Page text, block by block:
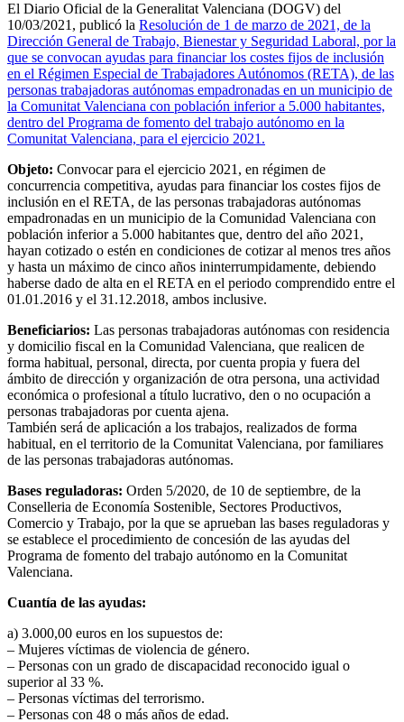
El Diario Oficial de la Generalitat Valenciana (DOGV) del
10/03/2021, publicó la Resolución de 1 de marzo de 2021, de la
Dirección General de Trabajo, Bienestar y Seguridad Laboral, por la
que se convocan ayudas para financiar los costes fijos de inclusión
en el Régimen Especial de Trabajadores Autónomos (RETA), de las
personas trabajadoras autónomas empadronadas en un municipio de
la Comunitat Valenciana con población inferior a 5.000 habitantes,
dentro del Programa de fomento del trabajo autónomo en la
Comunitat Valenciana, para el ejercicio 2021.
Objeto: Convocar para el ejercicio 2021, en régimen de
concurrencia competitiva, ayudas para financiar los costes fijos de
inclusión en el RETA, de las personas trabajadoras autónomas
empadronadas en un municipio de la Comunidad Valenciana con
población inferior a 5.000 habitantes que, dentro del año 2021,
hayan cotizado o estén en condiciones de cotizar al menos tres años
y hasta un máximo de cinco años ininterrumpidamente, debiendo
haberse dado de alta en el RETA en el periodo comprendido entre el
01.01.2016 y el 31.12.2018, ambos inclusive.
Beneficiarios: Las personas trabajadoras autónomas con residencia
y domicilio fiscal en la Comunidad Valenciana, que realicen de
forma habitual, personal, directa, por cuenta propia y fuera del
ámbito de dirección y organización de otra persona, una actividad
económica o profesional a título lucrativo, den o no ocupación a
personas trabajadoras por cuenta ajena.
También será de aplicación a los trabajos, realizados de forma
habitual, en el territorio de la Comunitat Valenciana, por familiares
de las personas trabajadoras autónomas.
Bases reguladoras: Orden 5/2020, de 10 de septiembre, de la
Conselleria de Economía Sostenible, Sectores Productivos,
Comercio y Trabajo, por la que se aprueban las bases reguladoras y
se establece el procedimiento de concesión de las ayudas del
Programa de fomento del trabajo autónomo en la Comunitat
Valenciana.
Cuantía de las ayudas:
a) 3.000,00 euros en los supuestos de:
– Mujeres víctimas de violencia de género.
– Personas con un grado de discapacidad reconocido igual o
superior al 33 %.
– Personas víctimas del terrorismo.
– Personas con 48 o más años de edad.